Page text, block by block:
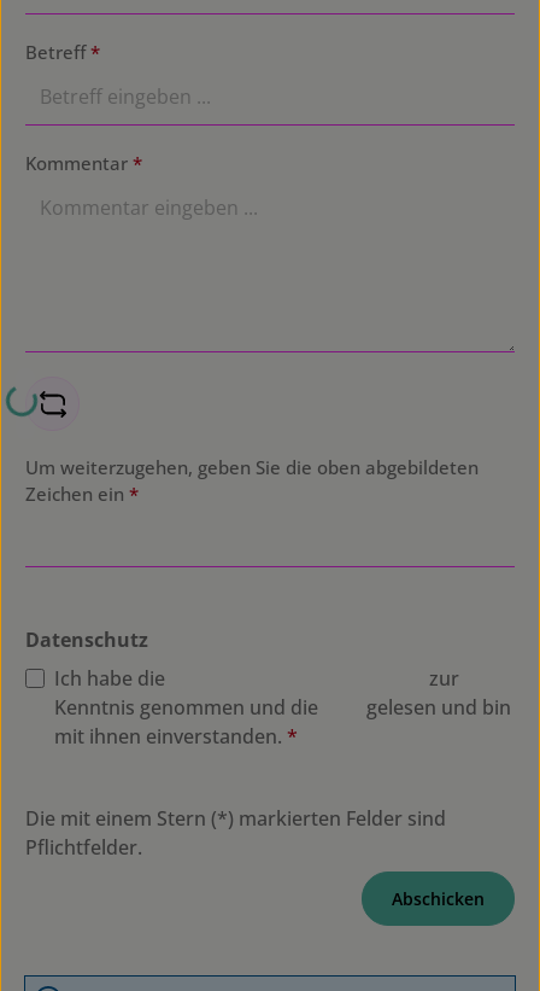
Betreff*
Kommentar *
Loading...
Um weiterzugehen, geben Sie die oben abgebildeten
Zeichen ein *
Datenschutz
Ich habe die
zur
Kenntnis genommen und die
gelesen und bin
mit ihnen einverstanden. *
Die mit einem Stern (*) markierten Felder sind
Pflichtfelder.
Abschicken